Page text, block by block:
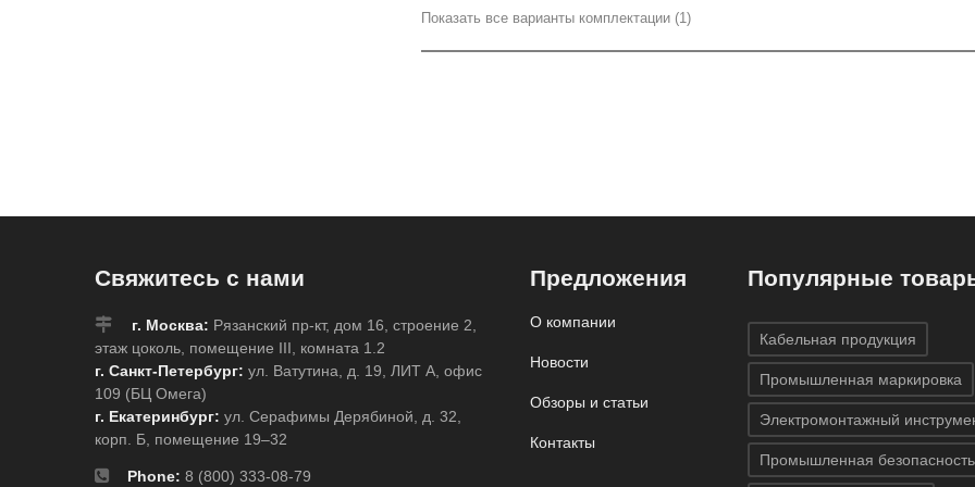
Показать все варианты комплектации (1)
Свяжитесь с нами
г. Москва: Рязанский пр-кт, дом 16, строение 2,
этаж цоколь, помещение III, комната 1.2
г. Санкт-Петербург: ул. Ватутина, д. 19, ЛИТ А, офис
109 (БЦ Омега)
г. Екатеринбург: ул. Серафимы Дерябиной, д. 32,
корп. Б, помещение 19–32
Phone: 8 (800) 333-08-79
Предложения
О компании
Новости
Обзоры и статьи
Контакты
Популярные
Кабельная продукция
Промышленная маркировка
Электромонтажный
Промышленная безопасность